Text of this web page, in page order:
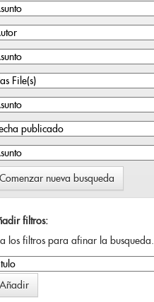
Comenzar nueva busqueda
filtros:
los filtros para afinar la busqueda.